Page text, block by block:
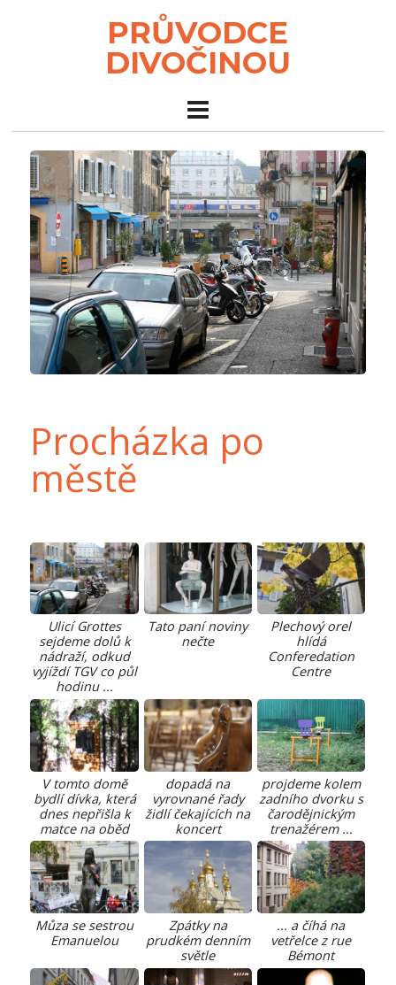
PRŮVODCE
DIVOČINOU
Procházka po
městě
Ulicí Grottes
sejdeme dolů k
nádraží, odkud
vyjíždí TGV co půl
hodinu ...
Tato paní noviny
nečte
Plechový orel
hlídá
Conferedation
Centre
V tomto domě
bydlí dívka, která
dnes nepřišla k
matce na oběd
dopadá na
vyrovnané řady
židlí čekajících na
koncert
projdeme kolem
zadního dvorku s
čarodějnickým
trenažérem ...
Můza se sestrou
Emanuelou
Zpátky na
prudkém denním
světle
... a číhá na
vetřelce z rue
Bémont